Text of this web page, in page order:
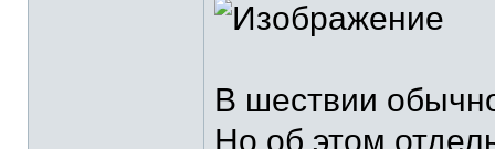
В шествии
Но об этом